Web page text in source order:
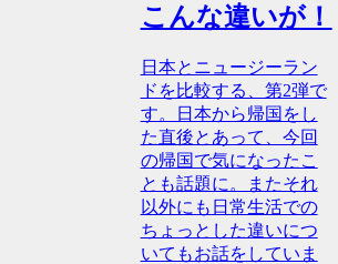
こんな違いが！
日本とニュージーラン
ドを比較する、第2弾で
す。日本から帰国をし
た直後とあって、今回
の帰国で気になったこ
とも話題に。またそれ
以外にも日常生活での
ちょっとした違いにつ
いてもお話をしていま